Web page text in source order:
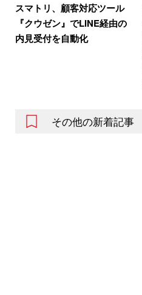
スマトリ、顧客対応ツール
『クウゼン』でLINE経由の
内見受付を自動化
その他の新着記事